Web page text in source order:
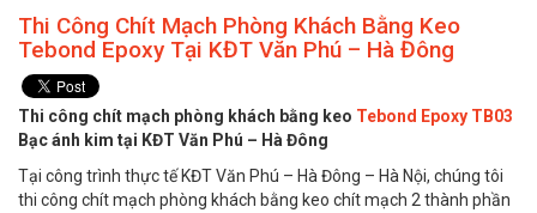
Thi Công Chít Mạch Phòng Khách Bằng Keo
Tebond Epoxy Tại KĐT Văn Phú – Hà Đông
Thi công chít mạch phòng khách bằng keo Tebond Epoxy TB03
Bạc ánh kim tại KĐT Văn Phú – Hà Đông
Tại công trình thực tế KĐT Văn Phú – Hà Đông – Hà Nội, chúng tôi
thi công chít mạch phòng khách bằng keo chít mạch 2 thành phần